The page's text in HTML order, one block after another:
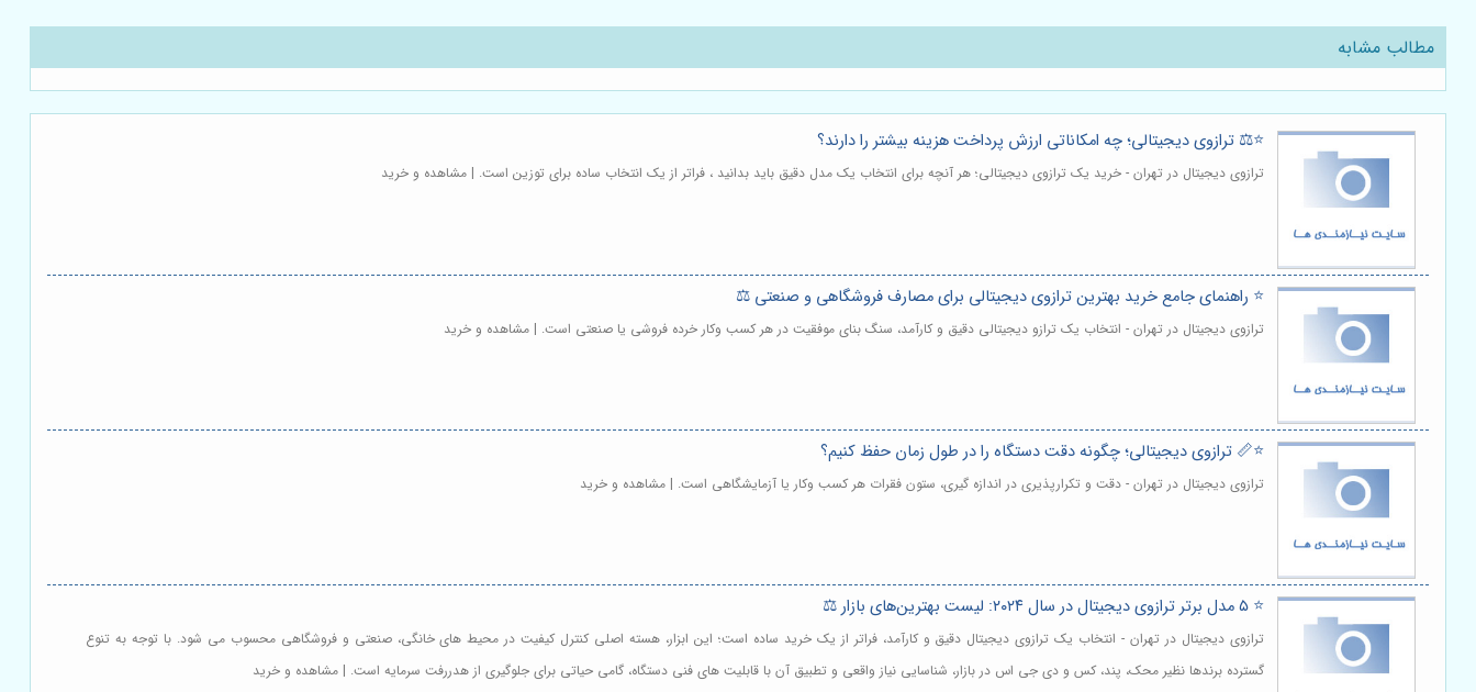
مطالب مشابه
⭐️⚖️ ترازوی دیجیتالی؛ چه امکاناتی ارزش پرداخت هزینه بیشتر را دارند؟
ترازوی دیجیتال در تهران - خرید یک ترازوی دیجیتالی؛ هر آنچه برای انتخاب یک مدل دقیق باید بدانید ، فراتر از یک انتخاب ساده برای توزین است. | مشاهده و خرید
⭐️ راهنمای جامع خرید بهترین ترازوی دیجیتالی برای مصارف فروشگاهی و صنعتی ⚖️
ترازوی دیجیتال در تهران - انتخاب یک ترازو دیجیتالی دقیق و کارآمد، سنگ بنای موفقیت در هر کسب وکار خرده فروشی یا صنعتی است. | مشاهده و خرید
⭐️📏 ترازوی دیجیتالی؛ چگونه دقت دستگاه را در طول زمان حفظ کنیم؟
ترازوی دیجیتال در تهران - دقت و تکرارپذیری در اندازه گیری، ستون فقرات هر کسب وکار یا آزمایشگاهی است. | مشاهده و خرید
⭐️ ۵ مدل برتر ترازوی دیجیتال در سال ۲۰۲۴: لیست بهترین‌های بازار ⚖️
ترازوی دیجیتال در تهران - انتخاب یک ترازوی دیجیتال دقیق و کارآمد، فراتر از یک خرید ساده است؛ این ابزار، هسته اصلی کنترل کیفیت در محیط های خانگی، صنعتی و فروشگاهی محسوب می شود. با توجه به تنوع
گسترده برندها نظیر محک، پند، کس و دی جی اس در بازار، شناسایی نیاز واقعی و تطبیق آن با قابلیت های فنی دستگاه، گامی حیاتی برای جلوگیری از هدررفت سرمایه است. | مشاهده و خرید